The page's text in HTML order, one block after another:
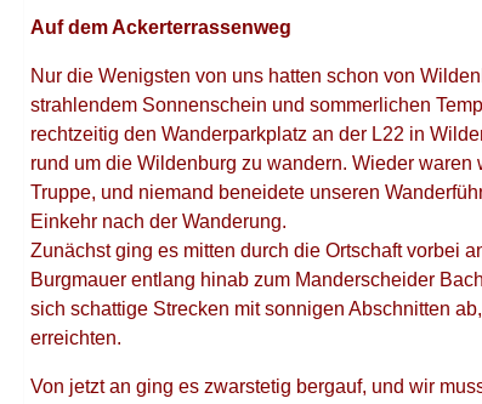
Auf dem Ackerterrassenweg
Nur die Wenigsten von uns hatten schon von
strahlendem Sonnenschein und sommerlichen
rechtzeitig den Wanderparkplatz an der L22 in
rund um die Wildenburg zu wandern. Wieder
Truppe, und niemand beneidete unseren
Einkehr nach der Wanderung.
Zunächst ging es mitten durch die Ortschaft vorbei
Burgmauer entlang hinab zum Manderscheider
sich schattige Strecken mit sonnigen Abschnitten
erreichten.
Von jetzt an ging es zwarstetig bergauf, und wir